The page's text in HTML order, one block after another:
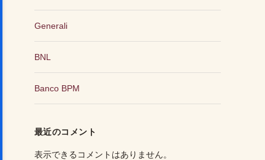
Generali
BNL
Banco BPM
最近のコメント
表示できるコメントはありません。